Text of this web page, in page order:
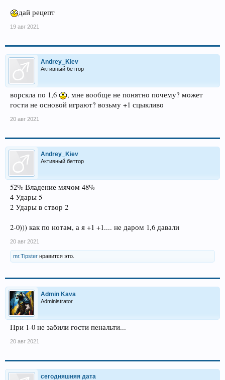
дай рецепт
19 авг 2021
Andrey_Kiev
Активный беттор
ворскла по 1,6
, мне вообще не понятно почему? может
гости не основой играют? возьму +1 сцыкливо
20 авг 2021
Andrey_Kiev
Активный беттор
52% Владение мячом 48%
4 Удары 5
2 Удары в створ 2
2-0))) как по нотам, а я +1 +1.... не даром 1,6 давали
20 авг 2021
mr.Tipster нравится это.
Admin Kava
Administrator
При 1-0 не забили гости пенальти...
20 авг 2021
сегодняшняя дата